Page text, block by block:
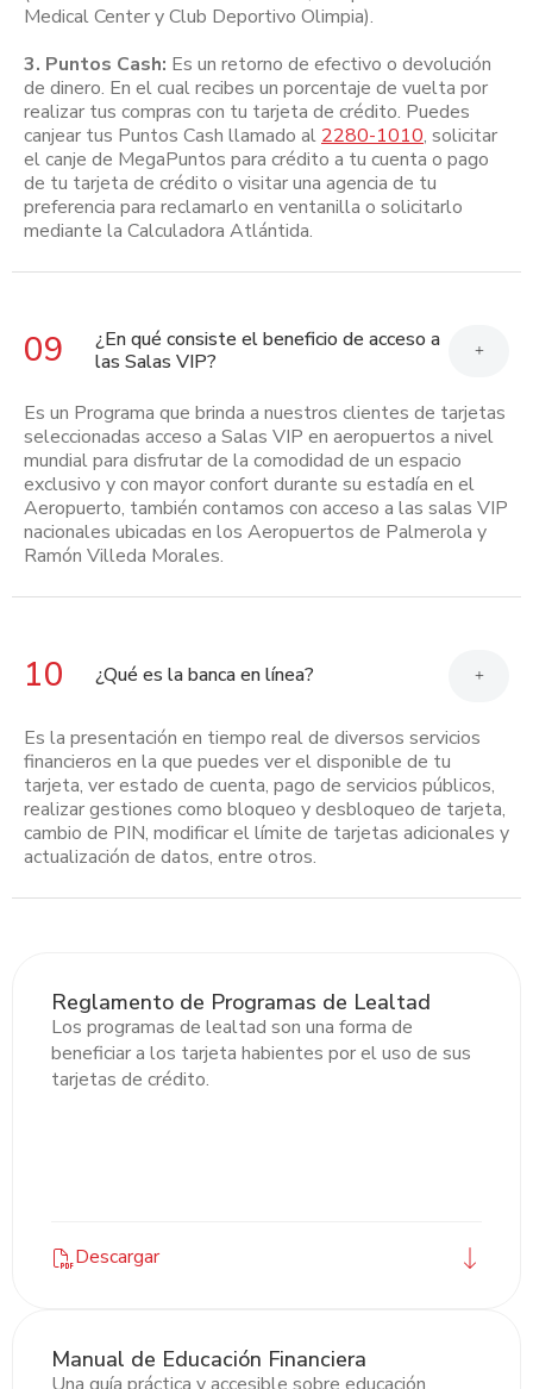
Medical Center y Club Deportivo Olimpia).
3. Puntos Cash: Es un retorno de efectivo o devolución
de dinero. En el cual recibes un porcentaje de vuelta por
realizar tus compras con tu tarjeta de crédito. Puedes
canjear tus Puntos Cash llamado al 2280-1010, solicitar
el canje de MegaPuntos para crédito a tu cuenta o pago
de tu tarjeta de crédito o visitar una agencia de tu
preferencia para reclamarlo en ventanilla o solicitarlo
mediante la Calculadora Atlántida.
09
¿En qué consiste el beneficio de acceso a
las Salas VIP?
+
Es un Programa que brinda a nuestros clientes de tarjetas
seleccionadas acceso a Salas VIP en aeropuertos a nivel
mundial para disfrutar de la comodidad de un espacio
exclusivo y con mayor confort durante su estadía en el
Aeropuerto, también contamos con acceso a las salas VIP
nacionales ubicadas en los Aeropuertos de Palmerola y
Ramón Villeda Morales.
10 ¿Qué es la banca en línea? +
Es la presentación en tiempo real de diversos servicios
financieros en la que puedes ver el disponible de tu
tarjeta, ver estado de cuenta, pago de servicios públicos,
realizar gestiones como bloqueo y desbloqueo de tarjeta,
cambio de PIN, modificar el límite de tarjetas adicionales y
actualización de datos, entre otros.
Reglamento de Programas de Lealtad
Los programas de lealtad son una forma de
beneficiar a los tarjeta habientes por el uso de sus
tarjetas de crédito.
Descargar
Manual de Educación Financiera